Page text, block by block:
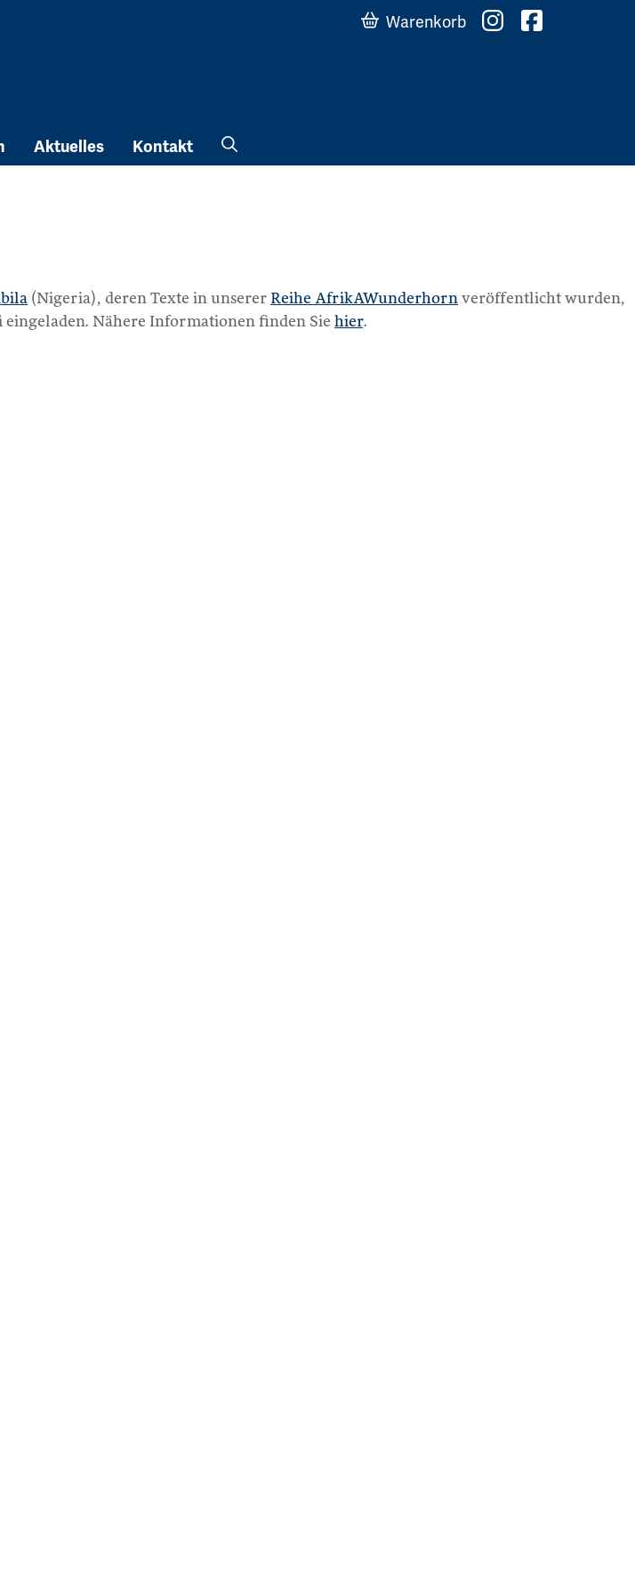
Aktuelles Kontakt
Warenkorb
(Nigeria), deren Texte in unserer Reihe AfrikAWunderhorn veröffentlicht wurden,
eingeladen. Nähere Informationen finden Sie hier.